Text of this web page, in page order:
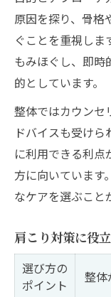
原因を探り、骨格
ぐことを重視しま
もみほぐし、即時
的としています。
整体ではカウンセ
ドバイスも受け
に利用できる利点
方に向いています
なケアを選ぶこと
肩こり対策に役
選び方の
ポイント
整体